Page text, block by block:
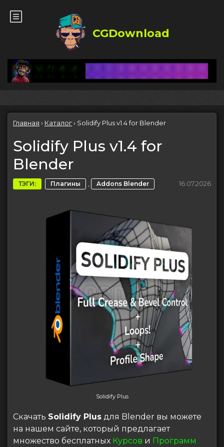
CGDownload
Главная › Каталог› Solidify Plus v1.4 for Blender
Solidify Plus v1.4 for
Blender
ТЭГИ: Плагины , Addons Blender 16.07.2026
Solidify Plus
Скачать Solidify Plus для Blender вы можете
на нашем сайте, который предлагает
множество бесплатных Курсов и Программ